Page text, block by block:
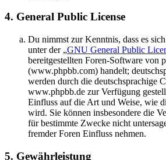
4. General Public License
Du nimmst zur Kenntnis, dass es
unter der „GNU General Public
bereitgestellten Foren-Software von
(www.phpbb.com) handelt;
werden durch die deutschsprachige
www.phpbb.de zur Verfügung
Einfluss auf die Art und Weise, wie
wird. Sie können insbesondere die
für bestimmte Zwecke nicht
fremder Foren Einfluss nehmen.
5. Gewährleistung